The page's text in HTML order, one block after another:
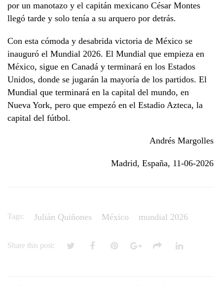
por un manotazo y el capitán mexicano César Montes
llegó tarde y solo tenía a su arquero por detrás.
Con esta cómoda y desabrida victoria de México se
inauguró el Mundial 2026. El Mundial que empieza en
México, sigue en Canadá y terminará en los Estados
Unidos, donde se jugarán la mayoría de los partidos. El
Mundial que terminará en la capital del mundo, en
Nueva York, pero que empezó en el Estadio Azteca, la
capital del fútbol.
Andrés Margolles
Madrid, España, 11-06-2026
Tags: Julián Quiñones México mundial 2026
Share this post: